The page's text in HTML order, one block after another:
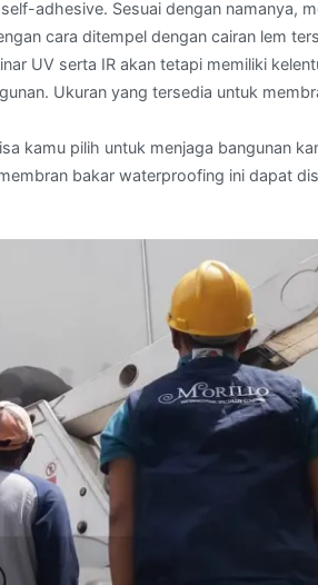
adhesive. Sesuai dengan namanya,
cara ditempel dengan cairan lem
UV serta IR akan tetapi memiliki
Ukuran yang tersedia untuk
kamu pilih untuk menjaga bangunan
bakar waterproofing ini dapat